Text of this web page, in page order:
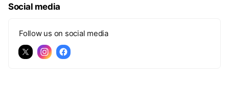
Social media
Follow us on social media